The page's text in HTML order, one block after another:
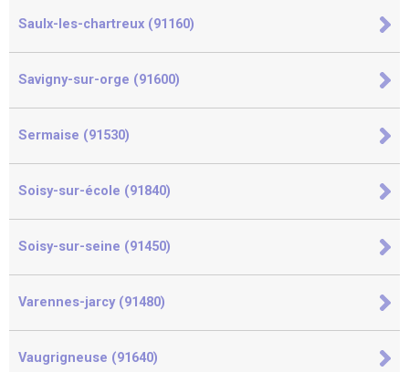
Saulx-les-chartreux (91160)
Savigny-sur-orge (91600)
Sermaise (91530)
Soisy-sur-école (91840)
Soisy-sur-seine (91450)
Varennes-jarcy (91480)
Vaugrigneuse (91640)